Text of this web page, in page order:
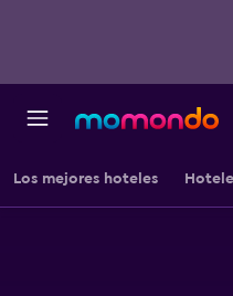
Los mejores hoteles